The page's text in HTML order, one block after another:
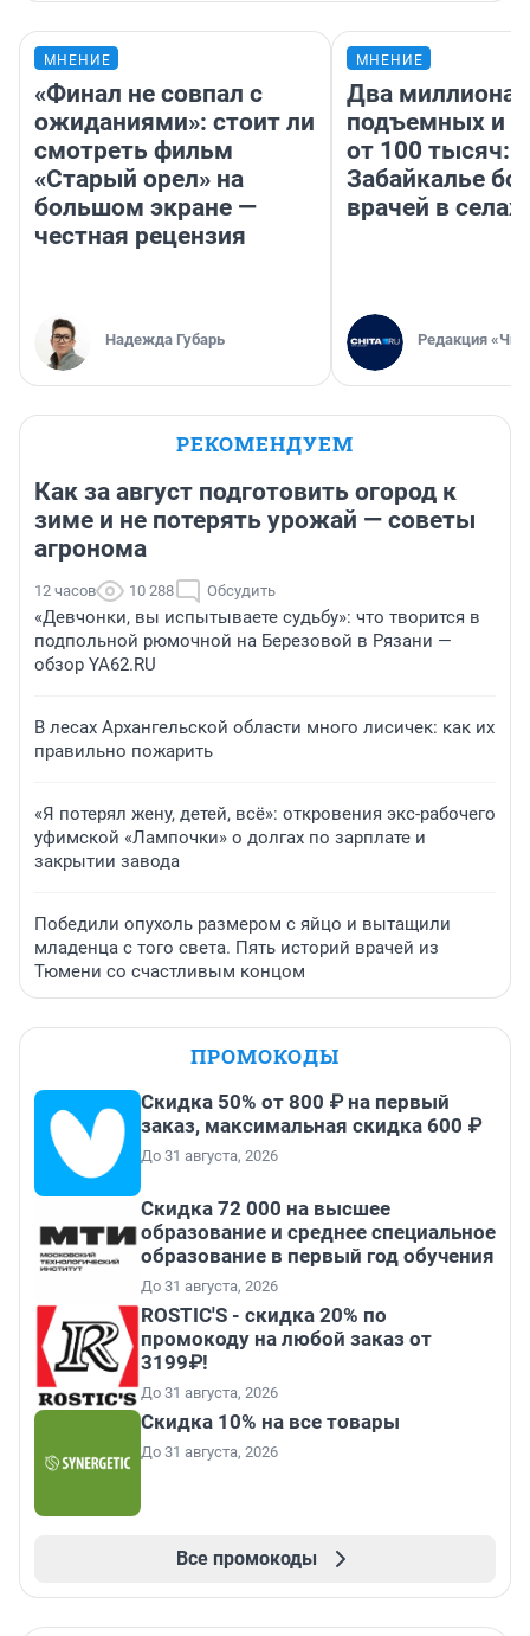
МНЕНИЕ
«Финал не совпал с
ожиданиями»: стоит ли
смотреть фильм
«Старый орел» на
большом экране —
честная рецензия
Надежда Губарь
МНЕНИЕ
Два миллиона
подъемных и
от 100 тысяч:
Забайкалье
врачей в селах
Редакция
РЕКОМЕНДУЕМ
Как за август подготовить огород к
зиме и не потерять урожай — советы
агронома
12 часов 10 288 Обсудить
«Девчонки, вы испытываете судьбу»: что творится в
подпольной рюмочной на Березовой в Рязани —
обзор YA62.RU
В лесах Архангельской области много лисичек: как их
правильно пожарить
«Я потерял жену, детей, всё»: откровения экс-рабочего
уфимской «Лампочки» о долгах по зарплате и
закрытии завода
Победили опухоль размером с яйцо и вытащили
младенца с того света. Пять историй врачей из
Тюмени со счастливым концом
ПРОМОКОДЫ
Скидка 50% от 800 ₽ на первый
заказ, максимальная скидка 600 ₽
До 31 августа, 2026
Скидка 72 000 на высшее
образование и среднее специальное
образование в первый год обучения
До 31 августа, 2026
ROSTIC'S - скидка 20% по
промокоду на любой заказ от
3199₽!
До 31 августа, 2026
Скидка 10% на все товары
До 31 августа, 2026
Все промокоды